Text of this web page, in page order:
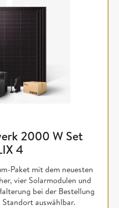
2000 W Set
4
Paket mit dem neuesten
vier Solarmodulen und
bei der Bestellung
Standort auswählbar.